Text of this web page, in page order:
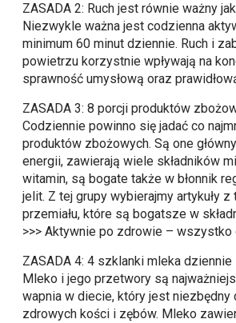
ZASADA 2: Ruch jest równie ważny
Niezwykle ważna jest codzienna
minimum 60 minut dziennie. Ruch i
powietrzu korzystnie wpływają na
sprawność umysłową oraz
ZASADA 3: 8 porcji produktów
Codziennie powinno się jadać co
produktów zbożowych. Są one
energii, zawierają wiele składników
witamin, są bogate także w błonnik
jelit. Z tej grupy wybierajmy artykuły z
przemiału, które są bogatsze w
>>> Aktywnie po zdrowie – wszystko
ZASADA 4: 4 szklanki mleka dziennie
Mleko i jego przetwory są
wapnia w diecie, który jest niezbędny
zdrowych kości i zębów. Mleko